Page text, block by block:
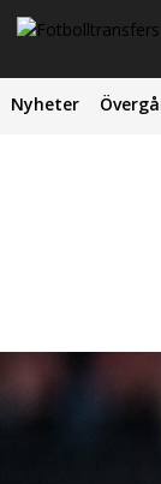
Nyheter